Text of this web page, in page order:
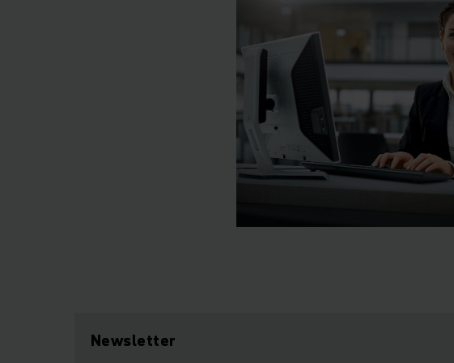
Newsletter